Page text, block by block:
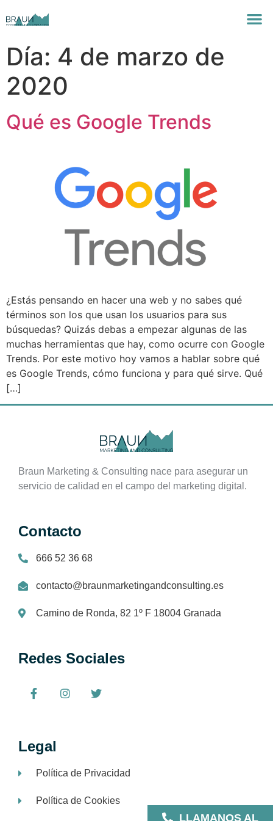
Día: 4 de marzo de
2020
Qué es Google Trends
¿Estás pensando en hacer una web y no sabes qué
términos son los que usan los usuarios para sus
búsquedas? Quizás debas a empezar algunas de las
muchas herramientas que hay, como ocurre con Google
Trends. Por este motivo hoy vamos a hablar sobre qué
es Google Trends, cómo funciona y para qué sirve. Qué
[…]
Braun Marketing & Consulting nace para asegurar un
servicio de calidad en el campo del marketing digital.
Contacto
666 52 36 68
contacto@braunmarketingandconsulting.es
Camino de Ronda, 82 1º F 18004 Granada
Redes Sociales
Legal
Política de Privacidad
Política de Cookies
LLAMANOS AL